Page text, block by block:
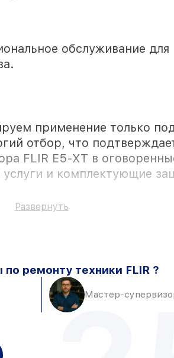
обслуживание
применение только
отбор, что
FLIR E5-XT в
услуги и комплектующие
остальные
– под любые запросы
приступает к ремонту
Развернуть
по ремонту техники FLIR ?
Мастер-